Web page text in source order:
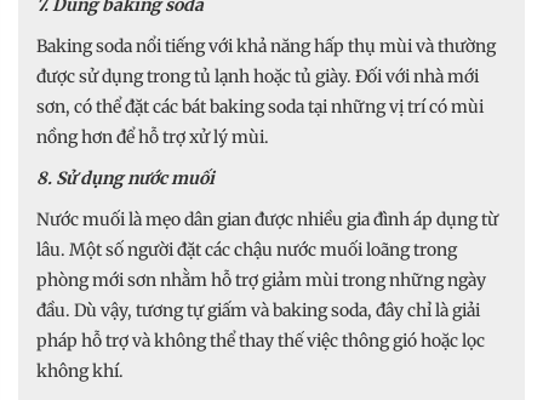
7. Dùng baking soda
Baking soda nổi tiếng với khả năng hấp thụ mùi và thường
được sử dụng trong tủ lạnh hoặc tủ giày. Đối với nhà mới
sơn, có thể đặt các bát baking soda tại những vị trí có mùi
nồng hơn để hỗ trợ xử lý mùi.
8. Sử dụng nước muối
Nước muối là mẹo dân gian được nhiều gia đình áp dụng từ
lâu. Một số người đặt các chậu nước muối loãng trong
phòng mới sơn nhằm hỗ trợ giảm mùi trong những ngày
đầu. Dù vậy, tương tự giấm và baking soda, đây chỉ là giải
pháp hỗ trợ và không thể thay thế việc thông gió hoặc lọc
không khí.